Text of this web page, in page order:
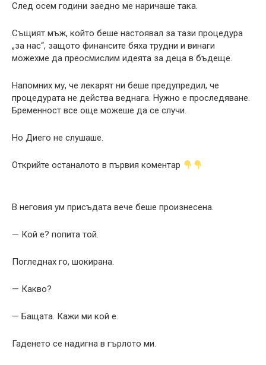
След осем години заедно ме наричаше така.
Същият мъж, който беше настоявал за тази процедура
„за нас“, защото финансите бяха трудни и винаги
можехме да преосмислим идеята за деца в бъдеще.
Напомних му, че лекарят ни беше предупредил, че
процедурата не действа веднага. Нужно е проследяване.
Бременност все още можеше да се случи.
Но Диего не слушаше.
Открийте останалото в първия коментар
В неговия ум присъдата вече беше произнесена.
— Кой е? попита той.
Погледнах го, шокирана.
— Какво?
— Бащата. Кажи ми кой е.
Гаденето се надигна в гърлото ми.